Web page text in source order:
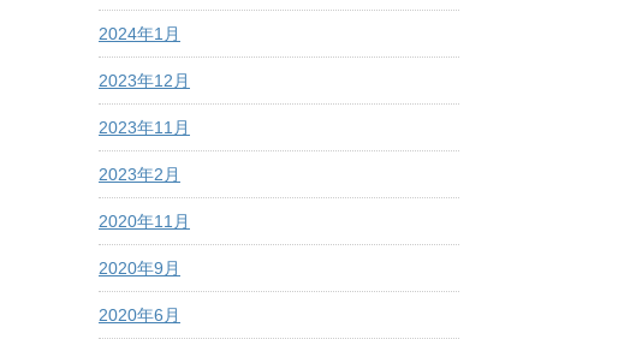
2024年1月
2023年12月
2023年11月
2023年2月
2020年11月
2020年9月
2020年6月